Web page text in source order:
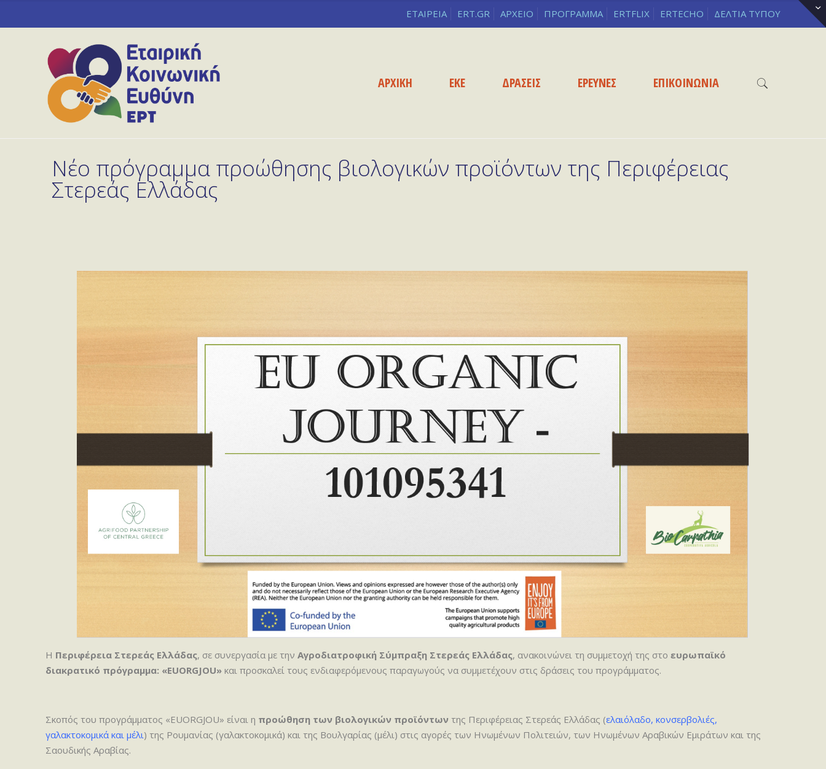
ΕΤΑΙΡΕΙΑ ERT.GR ΑΡΧΕΙΟ ΠΡΟΓΡΑΜΜΑ ERTFLIX ERTECHO ΔΕΛΤΙΑ ΤΥΠΟΥ
ΑΡΧΙΚΗ ΕΚΕ ΔΡΑΣΕΙΣ ΕΡΕΥΝΕΣ ΕΠΙΚΟΙΝΩΝΙΑ
Νέο πρόγραμμα προώθησης βιολογικών προϊόντων της Περιφέρειας
Στερεάς Ελλάδας
H Περιφέρεια Στερεάς Ελλάδας, σε συνεργασία με τηνΑγροδιατροφική Σύμπραξη Στερεάς Ελλάδας, ανακοινώνει τη συμμετοχή της στοευρωπαϊκό
διακρατικό πρόγραμμα: «EUORGJOU» και προσκαλεί τους ενδιαφερόμενους παραγωγούς να συμμετέχουν στις δράσεις του προγράμματος.
Σκοπός του προγράμματος «EUORGJOU» είναι η προώθηση των βιολογικών προϊόντων της Περιφέρειας Στερεάς Ελλάδας (ελαιόλαδο, κονσερβολιές,
γαλακτοκομικά και μέλι) της Ρουμανίας (γαλακτοκομικά) και της Βουλγαρίας (μέλι) στις αγορές των Ηνωμένων Πολιτειών, των Ηνωμένων Αραβικών Εμιράτων και της
Σαουδικής Αραβίας.